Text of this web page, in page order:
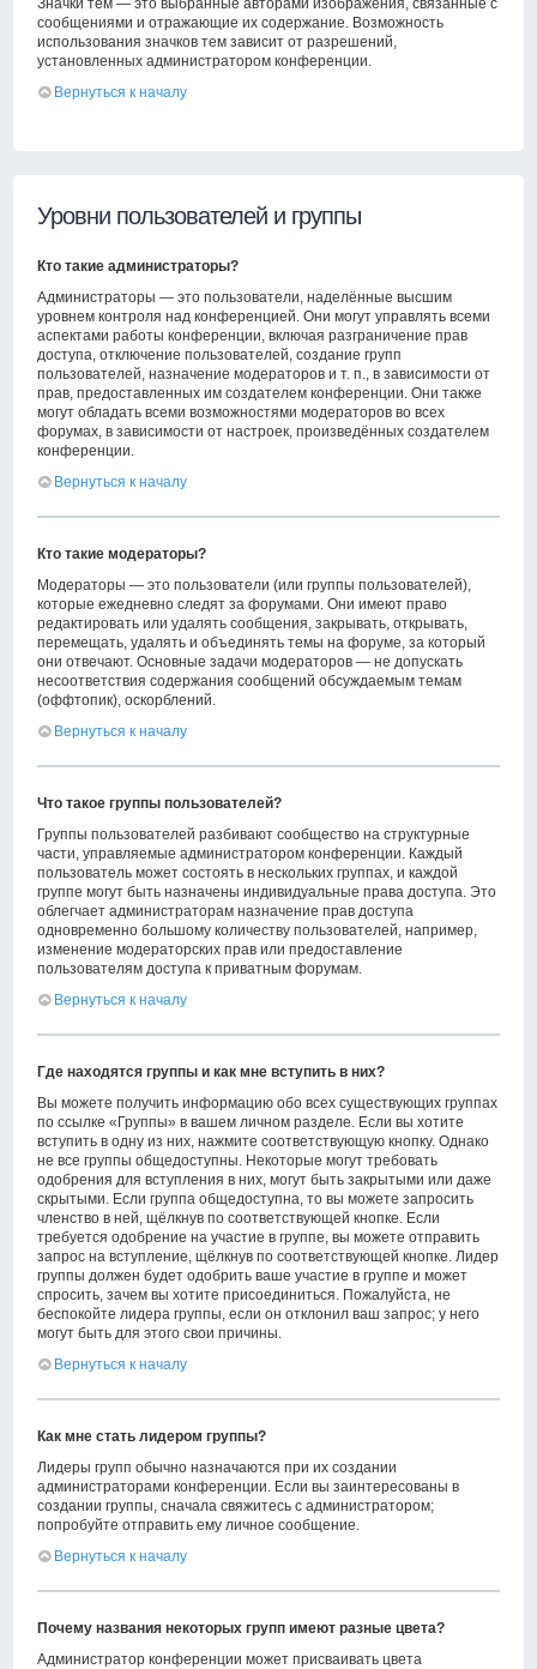
Значки тем — это выбранные авторами изображения, связанные с
сообщениями и отражающие их содержание. Возможность
использования значков тем зависит от разрешений,
установленных администратором конференции.
Вернуться к началу
Уровни пользователей и группы
Кто такие администраторы?
Администраторы — это пользователи, наделённые высшим
уровнем контроля над конференцией. Они могут управлять всеми
аспектами работы конференции, включая разграничение прав
доступа, отключение пользователей, создание групп
пользователей, назначение модераторов и т. п., в зависимости от
прав, предоставленных им создателем конференции. Они также
могут обладать всеми возможностями модераторов во всех
форумах, в зависимости от настроек, произведённых создателем
конференции.
Вернуться к началу
Кто такие модераторы?
Модераторы — это пользователи (или группы пользователей),
которые ежедневно следят за форумами. Они имеют право
редактировать или удалять сообщения, закрывать, открывать,
перемещать, удалять и объединять темы на форуме, за который
они отвечают. Основные задачи модераторов — не допускать
несоответствия содержания сообщений обсуждаемым темам
(оффтопик), оскорблений.
Вернуться к началу
Что такое группы пользователей?
Группы пользователей разбивают сообщество на структурные
части, управляемые администратором конференции. Каждый
пользователь может состоять в нескольких группах, и каждой
группе могут быть назначены индивидуальные права доступа. Это
облегчает администраторам назначение прав доступа
одновременно большому количеству пользователей, например,
изменение модераторских прав или предоставление
пользователям доступа к приватным форумам.
Вернуться к началу
Где находятся группы и как мне вступить в них?
Вы можете получить информацию обо всех существующих группах
по ссылке «Группы» в вашем личном разделе. Если вы хотите
вступить в одну из них, нажмите соответствующую кнопку. Однако
не все группы общедоступны. Некоторые могут требовать
одобрения для вступления в них, могут быть закрытыми или даже
скрытыми. Если группа общедоступна, то вы можете запросить
членство в ней, щёлкнув по соответствующей кнопке. Если
требуется одобрение на участие в группе, вы можете отправить
запрос на вступление, щёлкнув по соответствующей кнопке. Лидер
группы должен будет одобрить ваше участие в группе и может
спросить, зачем вы хотите присоединиться. Пожалуйста, не
беспокойте лидера группы, если он отклонил ваш запрос; у него
могут быть для этого свои причины.
Вернуться к началу
Как мне стать лидером группы?
Лидеры групп обычно назначаются при их создании
администраторами конференции. Если вы заинтересованы в
создании группы, сначала свяжитесь с администратором;
попробуйте отправить ему личное сообщение.
Вернуться к началу
Почему названия некоторых групп имеют разные цвета?
Администратор конференции может присваивать цвета